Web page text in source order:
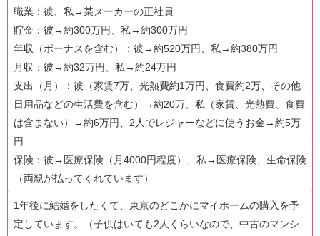
職業：彼、私→某メーカーの正社員
貯金：彼→約300万円、私→約300万円
年収（ボーナスを含む）：彼→約520万円、私→約380万円
月収：彼→約32万円、私→約24万円
支出（月）：彼（家賃7万、光熱費約1万円、食費約2万、その他
日用品などの生活費を含む）→約20万、私（家賃、光熱費、食費
は含まない）→約6万円、2人でレジャーなどに使うお金→約5万
円
保険：彼→医療保険（月4000円程度）、私→医療保険、生命保険
（両親が払ってくれています）
1年後に結婚をしたくて、東京のどこかにマイホームの購入を予
定しています。（子供はいても2人くらいなので、中古のマンシ